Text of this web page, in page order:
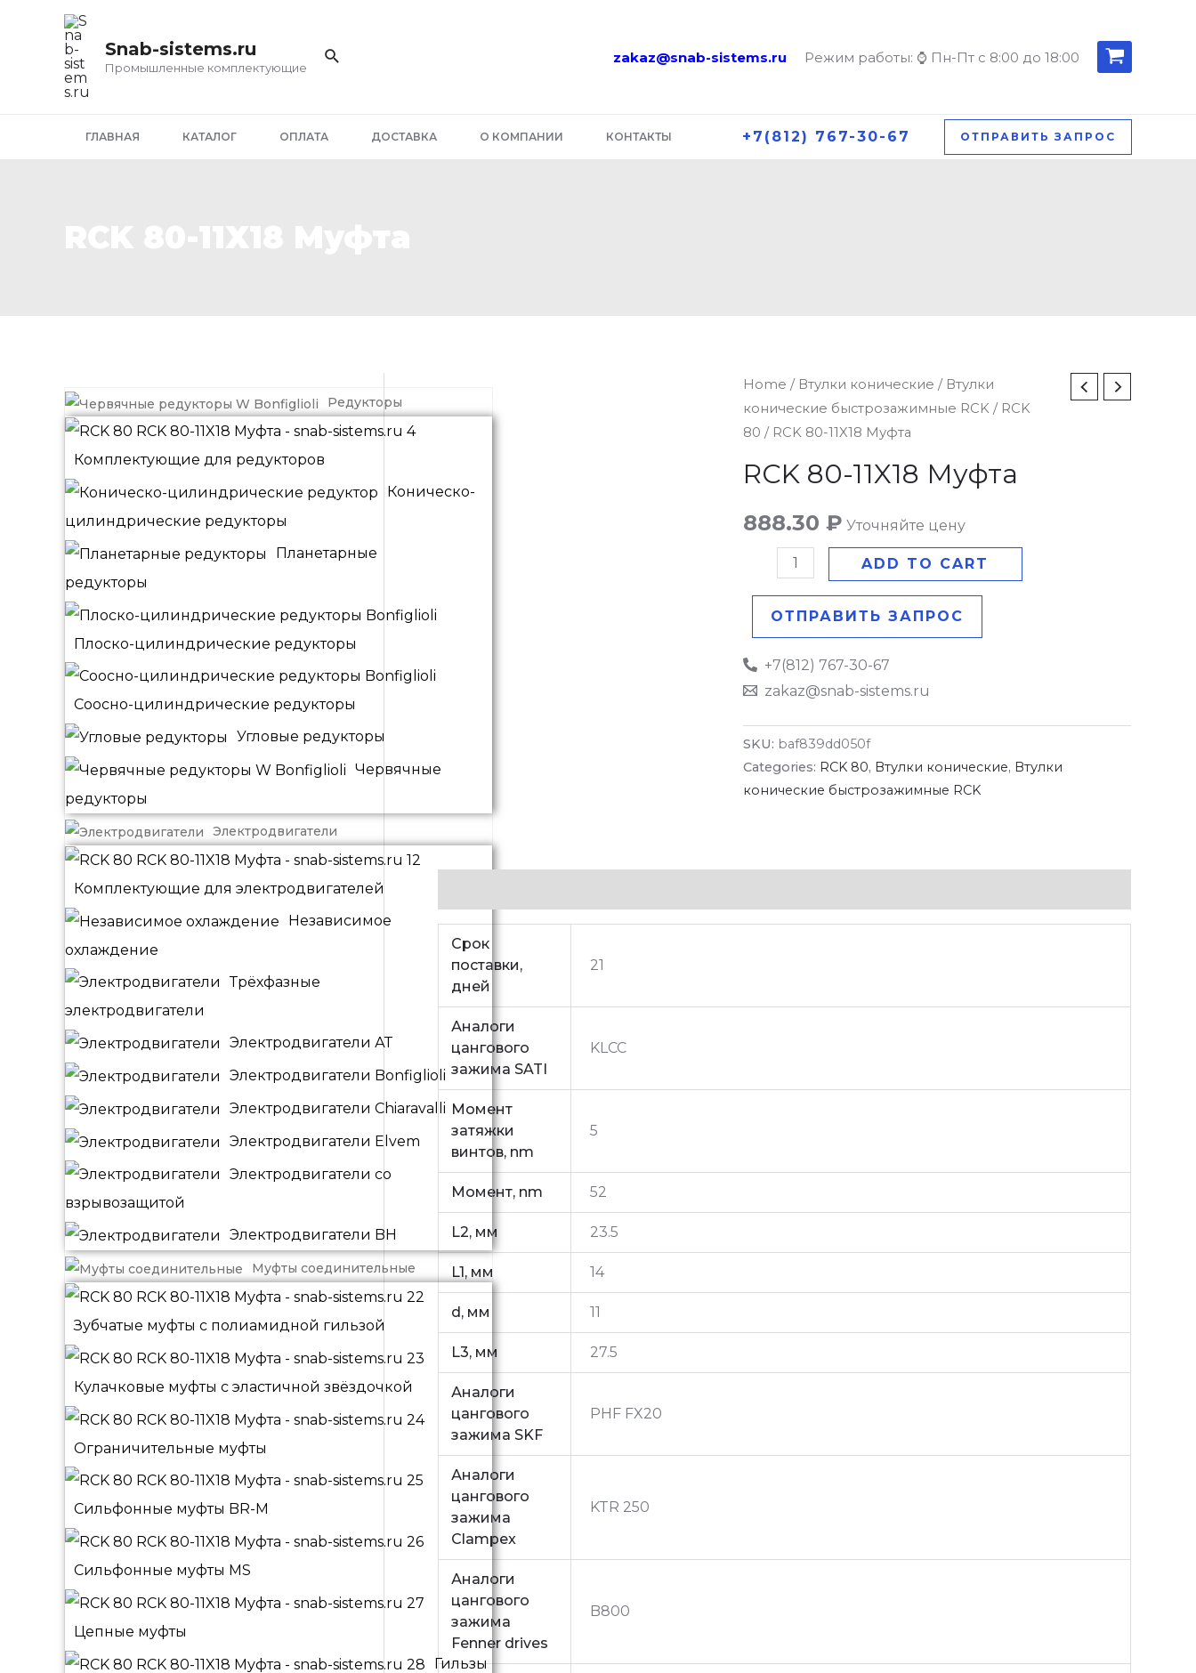
Перейти
содержимому
Snab-sistems.ru
Промышленные комплектующие
zakaz@snab-sistems.ru Режим работы: ⌚ Пн-Пт с 8:00 до 18:00
ГЛАВНАЯ КАТАЛОГ ОПЛАТА ДОСТАВКА О КОМПАНИИ КОНТАКТЫ +7(812) 767-30-67 ОТПРАВИТЬ ЗАПРОС
Редукторы
Комплектующие для редукторов
Коническо-
цилиндрические редукторы
Планетарные
редукторы
Плоско-цилиндрические редукторы
Соосно-цилиндрические редукторы
Угловые редукторы
Червячные
редукторы
Электродвигатели
Комплектующие для электродвигателей
Независимое
охлаждение
Трёхфазные
электродвигатели
Электродвигатели АТ
Электродвигатели Bonfiglioli
Электродвигатели Chiaravalli
Электродвигатели Elvem
Электродвигатели со
взрывозащитой
Электродвигатели BH
Муфты соединительные
Зубчатые муфты с полиамидной гильзой
Кулачковые муфты с эластичной звёздочкой
Ограничительные муфты
Сильфонные муфты BR-M
Сильфонные муфты MS
Цепные муфты
Гильзы
Home / Втулки конические / Втулки
конические быстрозажимные RCK/ RCK
80 / RCK 80-11X18 Муфта
RCK 80-11X18 Муфта
888.30 ₽ Уточняйте цену
RCK
80-
11X18
Муфта
quantity
ADD TO CART
ОТПРАВИТЬ ЗАПРОС
+7(812) 767-30-67
zakaz@snab-sistems.ru
SKU: baf839dd050f
Categories: RCK 80, Втулки конические, Втулки
конические быстрозажимные RCK
Срок
поставки,
дней
21
Аналоги
цангового
зажима SATI
KLCC
Момент
затяжки
винтов, nm
5
Момент, nm 52
L2, мм 23.5
L1, мм 14
d, мм 11
L3, мм 27.5
Аналоги
цангового
зажима SKF
PHF FX20
Аналоги
цангового
зажима
Clampex
KTR 250
Аналоги
цангового
зажима
Fenner drives
B800